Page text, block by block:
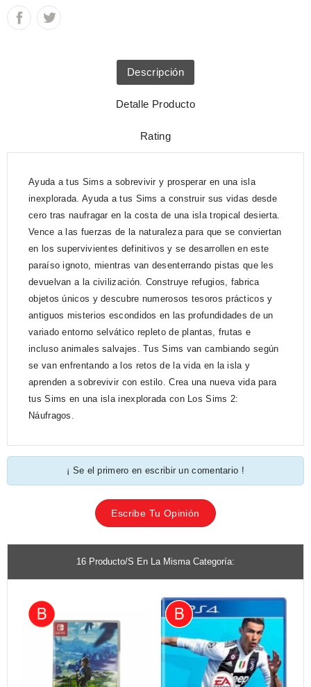
Descripción
Detalle Producto
Rating
Ayuda a tus Sims a sobrevivir y prosperar en una isla
inexplorada. Ayuda a tus Sims a construir sus vidas desde
cero tras naufragar en la costa de una isla tropical desierta.
Vence a las fuerzas de la naturaleza para que se conviertan
en los supervivientes definitivos y se desarrollen en este
paraíso ignoto, mientras van desenterrando pistas que les
devuelvan a la civilización. Construye refugios, fabrica
objetos únicos y descubre numerosos tesoros prácticos y
antiguos misterios escondidos en las profundidades de un
variado entorno selvático repleto de plantas, frutas e
incluso animales salvajes. Tus Sims van cambiando según
se van enfrentando a los retos de la vida en la isla y
aprenden a sobrevivir con estilo. Crea una nueva vida para
tus Sims en una isla inexplorada con Los Sims 2:
Náufragos.
¡ Se el primero en escribir un comentario !
Escribe Tu Opinión
16 Producto/s En La Misma Categoría: